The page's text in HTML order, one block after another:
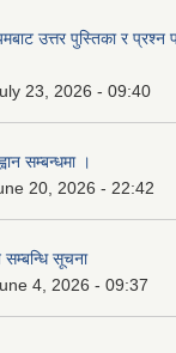
उत्तर पुस्तिका र प्रश्न
23, 2026 - 09:40
सम्बन्धमा ।
20, 2026 - 22:42
सम्बन्धि सूचना
4, 2026 - 09:37